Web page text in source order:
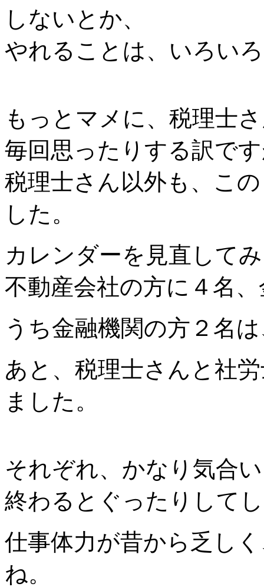
しないとか、
やれることは、いろい
もっとマメに、税理士
毎回思ったりする訳で
税理士さん以外も、こ
した。
カレンダーを見直して
不動産会社の方に４名
うち金融機関の方２名
あと、税理士さんと社
ました。
それぞれ、かなり気合
終わるとぐったりして
仕事体力が昔から乏し
ね。